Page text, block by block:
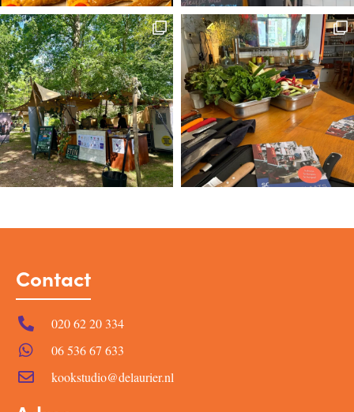
Contact
020 62 20 334
06 536 67 633
kookstudio@delaurier.nl